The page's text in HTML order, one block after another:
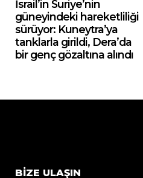
İsrail’in Suriye’nin
güneyindeki hareketliliği
sürüyor: Kuneytra’ya
tanklarla girildi, Dera’da
bir genç gözaltına alındı
BIZE ULAŞIN